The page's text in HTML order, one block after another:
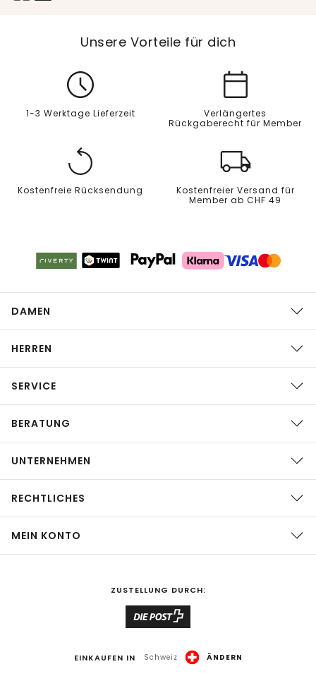
Unsere Vorteile für dich
1-3 Werktage Lieferzeit
Verlängertes
Rückgaberecht für Member
Kostenfreie Rücksendung
Kostenfreier Versand für
Member ab CHF 49
DAMEN
HERREN
SERVICE
BERATUNG
UNTERNEHMEN
RECHTLICHES
MEIN KONTO
ZUSTELLUNG DURCH:
EINKAUFEN IN Schweiz ÄNDERN